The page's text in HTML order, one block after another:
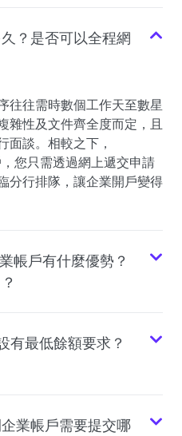
？是否可以全程網
往往需時數個工作天至數星
雜性及文件齊全度而定，且
面談。相較之下，
您只需透過網上遞交申請
分行排隊，讓企業開戶變得
帳戶有什麼優勢？
有最低餘額要求？
業帳戶需要提交哪